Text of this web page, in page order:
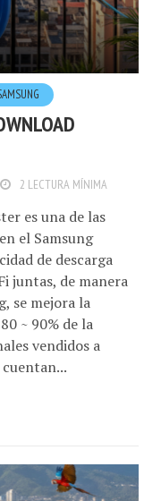
2 LECTURA MÍNIMA
es una de las
el Samsung
de descarga
juntas, de manera
se mejora la
~ 90% de la
vendidos a